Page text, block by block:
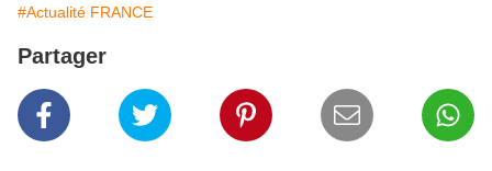
#Actualité FRANCE
Partager